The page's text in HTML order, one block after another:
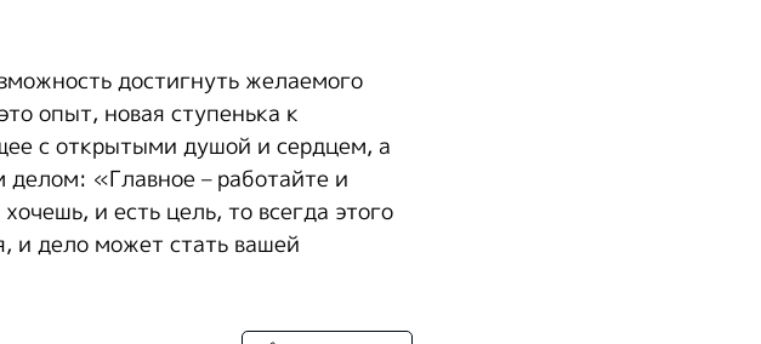
достигнуть желаемого
опыт, новая ступенька к
с открытыми душой и сердцем, а
делом: «Главное – работайте и
и есть цель, то всегда этого
и дело может стать вашей